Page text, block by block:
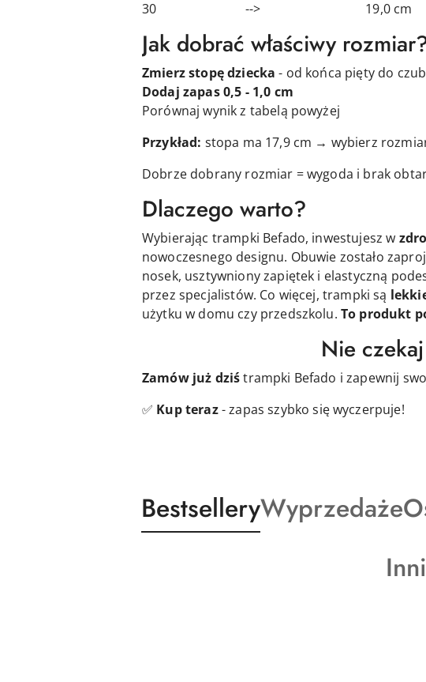
30 --> 19,0 cm
Jak dobrać właściwy
Zmierz stopę dziecka - od końca pięty do
Dodaj zapas 0,5 - 1,0 cm
Porównaj wynik z tabelą powyżej
Przykład: stopa ma 17,9 cm → wybierz
Dobrze dobrany rozmiar = wygoda i brak
Dlaczego warto?
Wybierając trampki Befado, inwestujesz w
nowoczesnego designu. Obuwie zostało
nosek, usztywniony zapiętek i elastyczną
przez specjalistów. Co więcej, trampki są
użytku w domu czy przedszkolu. To produkt
Nie
Zamów już dziśtrampki Befado i zapewnij
✅ Kup teraz- zapas szybko się wyczerpuje!
Pomiń karuzelę produktów
Produkty
o
BestselleryProdukty
o
Wyprzedaże